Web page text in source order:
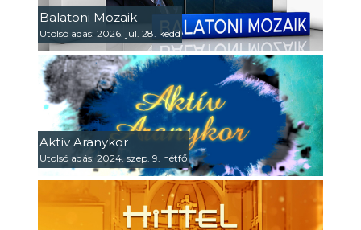
Balatoni Mozaik
Utolsó adás: 2026. júl. 28. kedd
Aktív Aranykor
Utolsó adás: 2024. szep. 9. hétfő